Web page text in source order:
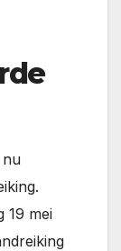
nu
19 mei